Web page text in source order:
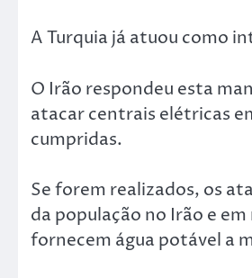
A Turquia já atuou como
O Irão respondeu esta
atacar centrais elétricas
cumpridas.
Se forem realizados, os
da população no Irão e
fornecem água potável a